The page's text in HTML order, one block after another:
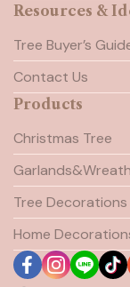
Resources &
Tree Buyer’s
Contact Us
Products
Christmas Tree
Tree Decorations
Home